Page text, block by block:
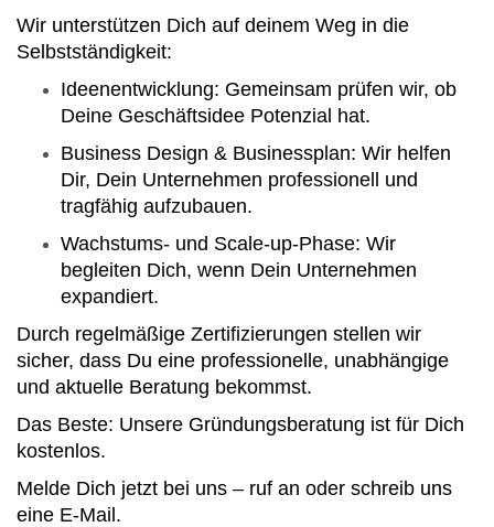
Wir unterstützen Dich auf deinem Weg in die
Selbstständigkeit:
Ideenentwicklung: Gemeinsam prüfen wir, ob
Deine Geschäftsidee Potenzial hat.
Business Design & Businessplan: Wir helfen
Dir, Dein Unternehmen professionell und
tragfähig aufzubauen.
Wachstums- und Scale-up-Phase: Wir
begleiten Dich, wenn Dein Unternehmen
expandiert.
Durch regelmäßige Zertifizierungen stellen wir
sicher, dass Du eine professionelle, unabhängige
und aktuelle Beratung bekommst.
Das Beste: Unsere Gründungsberatung ist für Dich
kostenlos.
Melde Dich jetzt bei uns – ruf an oder schreib uns
eine E-Mail.